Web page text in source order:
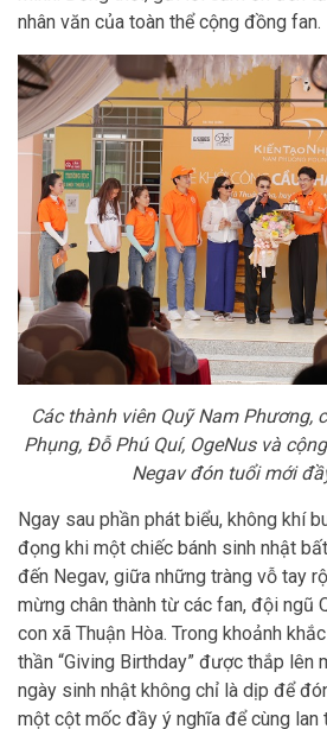
nhân văn của toàn thể cộng đồng fan.
Các thành viên Quỹ Nam Phương,
Phụng, Đỗ Phú Quí, OgeNus và
Negav đón tuổi mới
Ngay sau phần phát biểu, không khí
đọng khi một chiếc bánh sinh nhật
đến Negav, giữa những tràng vỗ tay
mừng chân thành từ các fan, đội ngũ
con xã Thuận Hòa. Trong khoảnh
thần “Giving Birthday” được thắp lên
ngày sinh nhật không chỉ là dịp để
một cột mốc đầy ý nghĩa để cùng lan